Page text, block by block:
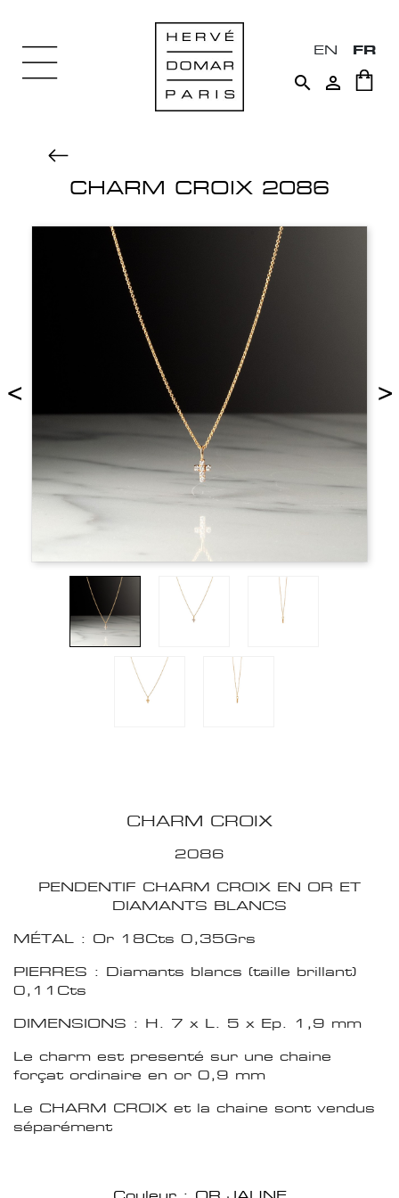
EN FR
 
CHARM CROIX 2086
< >
CHARM CROIX
2086
PENDENTIF CHARM CROIX EN OR ET
DIAMANTS BLANCS
MÉTAL : Or 18Cts 0,35Grs
PIERRES : Diamants blancs (taille brillant)
0,11Cts
DIMENSIONS : H. 7 x L. 5 x Ep. 1,9 mm
Le charm est presenté sur une chaine
forçat ordinaire en or 0,9 mm
Le CHARM CROIX et la chaine sont vendus
séparément